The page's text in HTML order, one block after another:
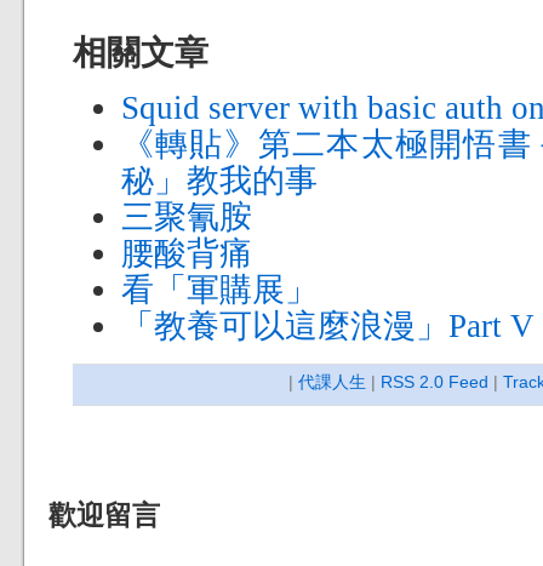
相關文章
Squid server with basic auth
《轉貼》第二本太極開悟
秘」教我的事
三聚氰胺
腰酸背痛
看「軍購展」
「教養可以這麼浪漫」Part
| 代課人生 | RSS 2.0 Feed |
歡迎留言